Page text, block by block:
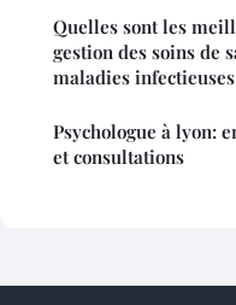
Quelles sont les
gestion des soins de
maladies
Psychologue à lyon:
et consultations